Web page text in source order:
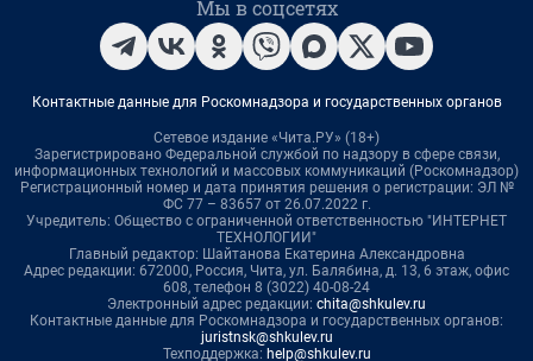
Мы в соцсетях
Контактные данные для Роскомнадзора и государственных органов
Сетевое издание «Чита.РУ» (18+)
Зарегистрировано Федеральной службой по надзору в сфере связи,
информационных технологий и массовых коммуникаций (Роскомнадзор)
Регистрационный номер и дата принятия решения о регистрации: ЭЛ №
ФС 77 – 83657 от 26.07.2022 г.
Учредитель: Общество с ограниченной ответственностью "ИНТЕРНЕТ
ТЕХНОЛОГИИ"
Главный редактор: Шайтанова Екатерина Александровна
Адрес редакции: 672000, Россия, Чита, ул. Балябина, д. 13, 6 этаж, офис
608, телефон 8 (3022) 40-08-24
Электронный адрес редакции: chita@shkulev.ru
Контактные данные для Роскомнадзора и государственных органов:
juristnsk@shkulev.ru
Техподдержка: help@shkulev.ru